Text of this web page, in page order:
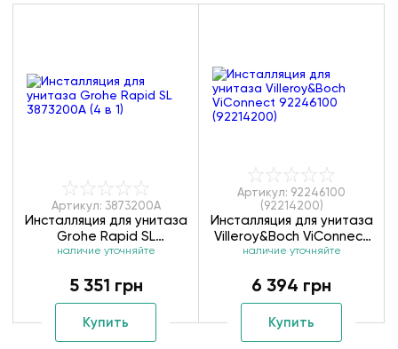
Артикул: 3873200A
Инсталляция для унитаза
Grohe Rapid SL
3873200А (4 в 1)
наличие уточняйте
5 351 грн
Купить
Артикул: 92246100
(92214200)
Инсталляция для унитаза
Villeroy&Boch ViConnect
92246100 (92214200)
наличие уточняйте
6 394 грн
Купить